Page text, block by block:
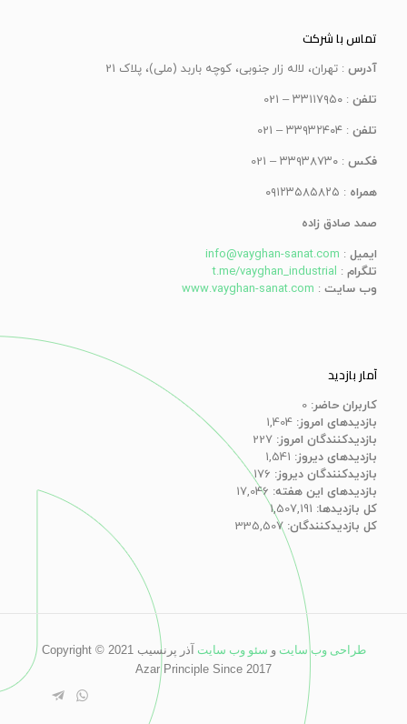
تماس با شرکت
آدرس : تهران، لاله زار جنوبی، کوچه باربد (ملی)، پلاک 21
تلفن : ۳۳۱۱۷۹۵۰ – 021
تلفن : ۳۳۹۳۲۴۰۴ – 021
فکس : ۳۳۹۳۸۷۳۰ – 021
همراه : ۰۹۱۲۳۵۸۵۸۲۵
صمد صادق زاده
ایمیل :
info@vayghan-sanat.com
تلگرام :
t.me/vayghan_industrial
وب سایت :
www.vayghan-sanat.com
آمار بازدید
کاربران حاضر: 0
بازدیدهای امروز: 1,404
بازدیدکنندگان امروز: 227
بازدیدهای دیروز: 1,541
بازدیدکنندگان دیروز: 176
بازدیدهای این هفته: 17,046
کل بازدیدها: 1,507,191
کل بازدیدکنند‌گان: 335,507
طراحی وب سایت و سئو وب سایت آذر پرنسیب Copyright © 2021
Azar Principle Since 2017